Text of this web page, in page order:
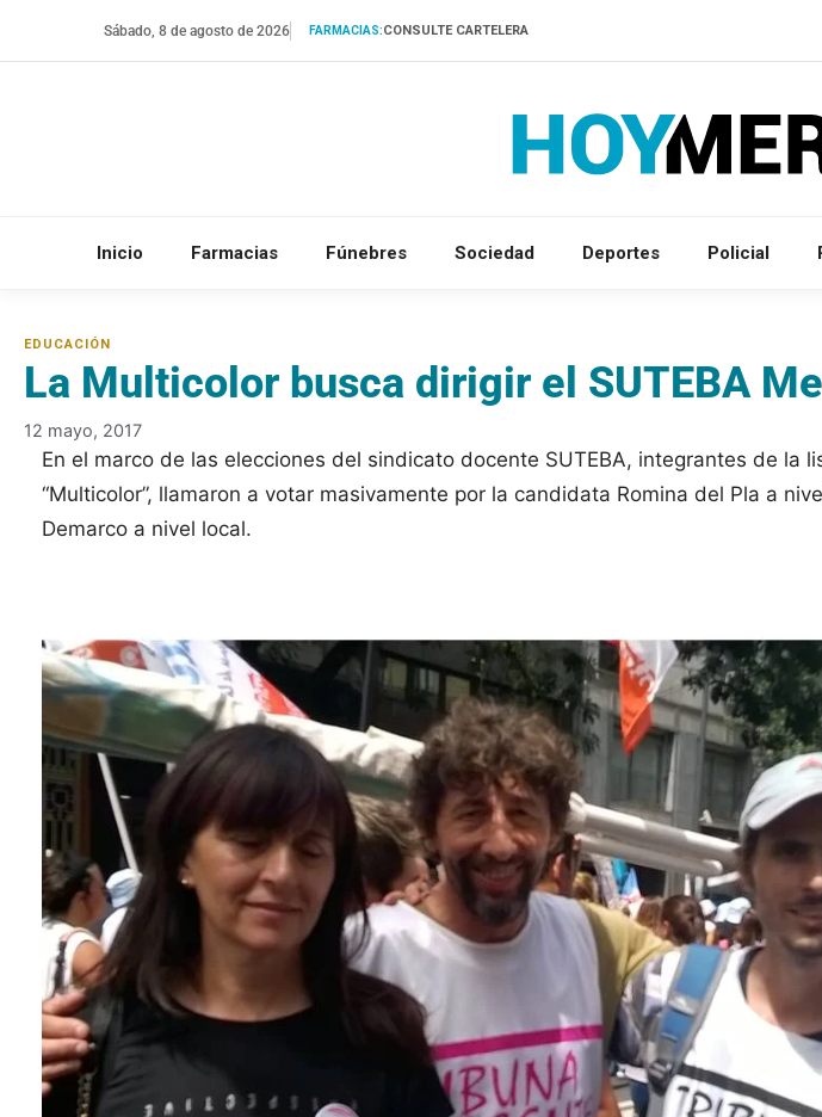
Sábado, 8 de agosto de 2026 FARMACIAS:CONSULTE CARTELERA
Inicio Farmacias Fúnebres Sociedad Deportes Policial
La Multicolor busca dirigir el SUTEBA
12 mayo, 2017
En el marco de las elecciones del sindicato docente SUTEBA, integrantes de la
“Multicolor”, llamaron a votar masivamente por la candidata Romina del Pla a
Demarco a nivel local.